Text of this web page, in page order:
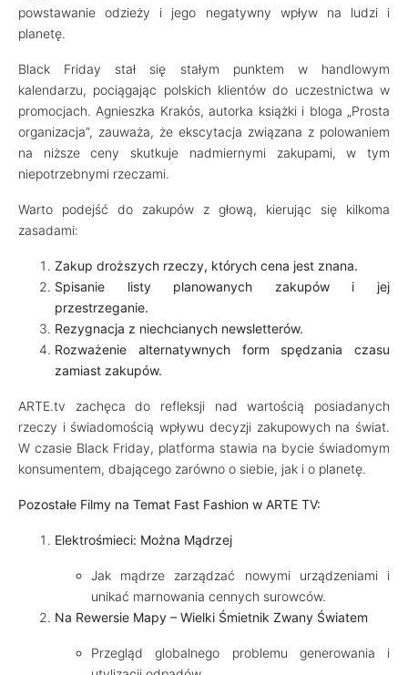
powstawanie odzieży i jego negatywny wpływ na ludzi i
planetę.
Black Friday stał się stałym punktem w handlowym
kalendarzu, pociągając polskich klientów do uczestnictwa w
promocjach. Agnieszka Krakós, autorka książki i bloga „Prosta
organizacja”, zauważa, że ekscytacja związana z polowaniem
na niższe ceny skutkuje nadmiernymi zakupami, w tym
niepotrzebnymi rzeczami.
Warto podejść do zakupów z głową, kierując się kilkoma
zasadami:
Zakup droższych rzeczy, których cena jest znana.
Spisanie listy planowanych zakupów i jej
przestrzeganie.
Rezygnacja z niechcianych newsletterów.
Rozważenie alternatywnych form spędzania czasu
zamiast zakupów.
ARTE.tv zachęca do refleksji nad wartością posiadanych
rzeczy i świadomością wpływu decyzji zakupowych na świat.
W czasie Black Friday, platforma stawia na bycie świadomym
konsumentem, dbającego zarówno o siebie, jak i o planetę.
Pozostałe Filmy na Temat Fast Fashion w ARTE TV:
Elektrośmieci: Można Mądrzej
Jak mądrze zarządzać nowymi urządzeniami i
unikać marnowania cennych surowców.
Na Rewersie Mapy – Wielki Śmietnik Zwany Światem
Przegląd globalnego problemu generowania i